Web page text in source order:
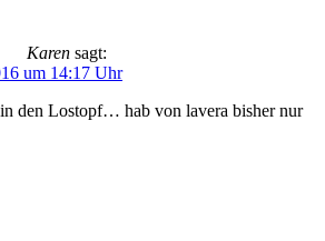
Karen sagt:
um 14:17 Uhr
den Lostopf… hab von lavera bisher nur